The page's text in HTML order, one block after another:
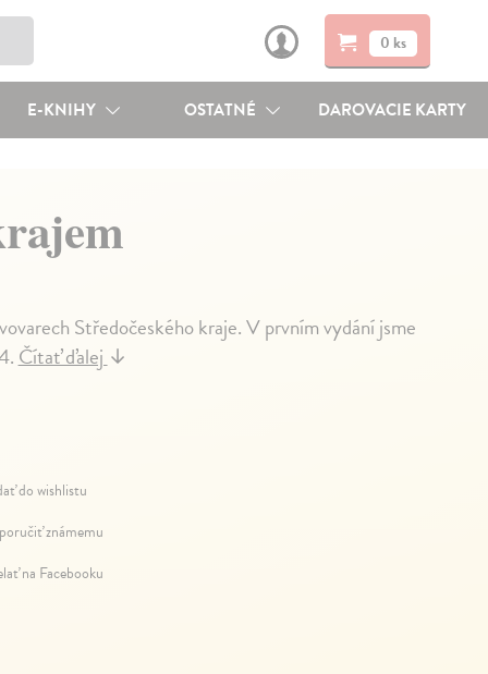
0 ks
E-KNIHY OSTATNÉ DAROVACIE KARTY
Středočeského kraje. V prvním vydání jsme
Čítať ďalej↓
do wishlistu
známemu
na Facebooku